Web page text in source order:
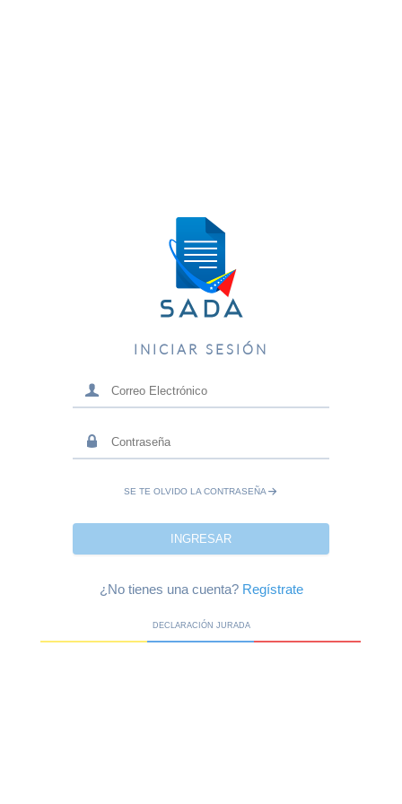
INICIAR SESIÓN
SE TE OLVIDO LA CONTRASEÑA
INGRESAR
¿No tienes una cuenta? Regístrate
DECLARACIÓN JURADA